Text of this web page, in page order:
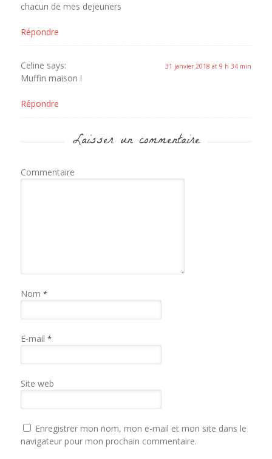
chacun de mes dejeuners
Répondre
Celine says: 31 janvier 2018 at 9 h 34 min
Muffin maison !
Répondre
Laisser un commentaire
Commentaire
Nom *
E-mail *
Site web
Enregistrer mon nom, mon e-mail et mon site dans le
navigateur pour mon prochain commentaire.